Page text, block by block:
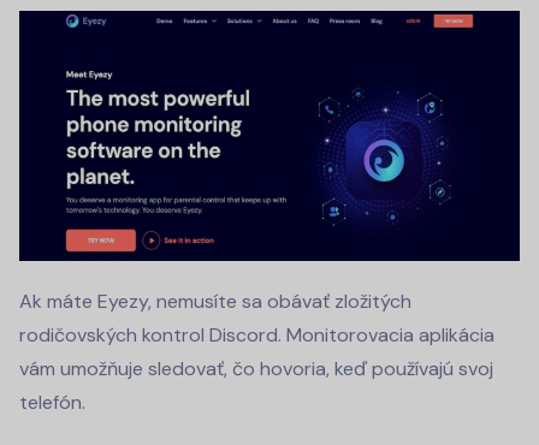
Ak máte Eyezy, nemusíte sa obávať zložitých
rodičovských kontrol Discord. Monitorovacia aplikácia
vám umožňuje sledovať, čo hovoria, keď používajú svoj
telefón.